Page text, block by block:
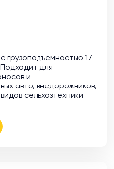
грузоподъемностью 17
для
и
авто, внедорожников,
сельхозтехники